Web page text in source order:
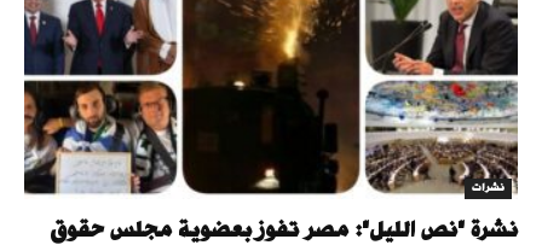
نشرات
نشرة "نص الليل": مصر تفوز بعضوية مجلس حقوق